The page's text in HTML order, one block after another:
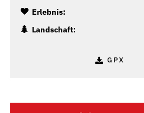
Erlebnis:
Landschaft:
GPX